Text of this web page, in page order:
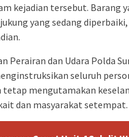
kejadian tersebut. Barang
yang sedang
Perairan dan Udara Polda
seluruh
tetap mengutamakan
dan masyarakat setempat.